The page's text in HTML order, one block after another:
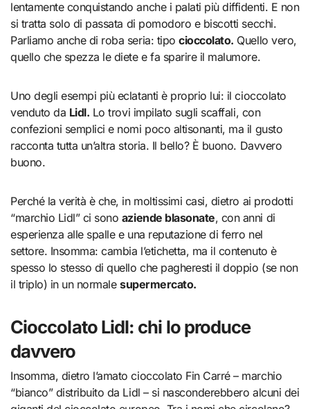
lentamente conquistando anche i palati più diffidenti. E non
si tratta solo di passata di pomodoro e biscotti secchi.
Parliamo anche di roba seria: tipocioccolato. Quello vero,
quello che spezza le diete e fa sparire il malumore.
Uno degli esempi più eclatanti è proprio lui: il cioccolato
venduto da Lidl. Lo trovi impilato sugli scaffali, con
confezioni semplici e nomi poco altisonanti, ma il gusto
racconta tutta un’altra storia. Il bello? È buono. Davvero
buono.
Perché la verità è che, in moltissimi casi, dietro ai prodotti
“marchio Lidl” ci sono aziende blasonate, con anni di
esperienza alle spalle e una reputazione di ferro nel
settore. Insomma: cambia l’etichetta, ma il contenuto è
spesso lo stesso di quello che pagheresti il doppio (se non
il triplo) in un normalesupermercato.
Cioccolato Lidl: chi lo produce
davvero
Insomma, dietro l’amato cioccolato Fin Carré – marchio
“bianco” distribuito da Lidl – si nasconderebbero alcuni dei